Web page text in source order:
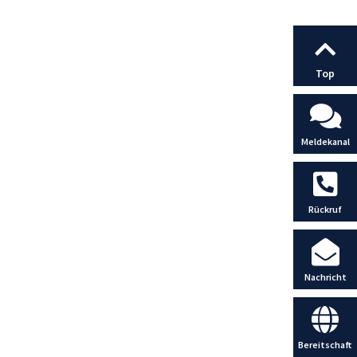
Top
Meldekanal
Rückruf
Nachricht
Bereitschaft